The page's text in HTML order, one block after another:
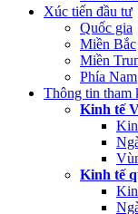
Xúc tiến đầu tư
Quốc gia
Miền Bắc
Miền
Phía Nam
Thông tin tham
Kinh tế
Kinh tế